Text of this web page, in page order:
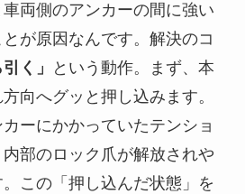
両側のアンカーの間に強い
が原因なんです。解決のコ
く」
という動作。まず、本
向へグッと押し込みます。
ーにかかっていたテンショ
部のロック爪が解放されや
この「押し込んだ状態」を